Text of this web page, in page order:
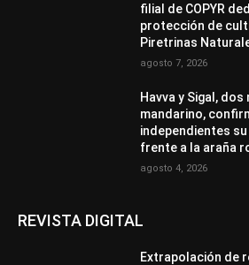
filial de COPYR
protección de
Piretrinas
agosto 7, 2026
Havva y Sigal,
mandarino,
independientes
frente a la araña
agosto 4, 2026
REVISTA DIGITAL
Extrapolación de